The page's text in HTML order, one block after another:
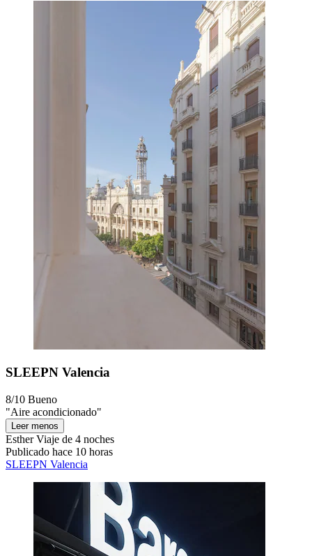
SLEEPN Valencia
8/10 Bueno
"Aire acondicionado"
Leer menos
EstherViaje de 4 noches
Publicado hace 10 horas
SLEEPN Valencia